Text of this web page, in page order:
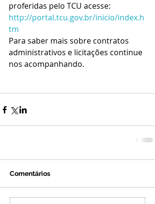
proferidas pelo TCU acesse:
http://portal.tcu.gov.br/inicio/index.h
tm
Para saber mais sobre contratos
administrativos e licitações continue
nos acompanhando.
Comentários